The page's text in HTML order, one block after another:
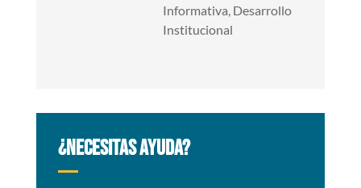
Informativa, Desarrollo
Institucional
¿NECESITAS AYUDA?